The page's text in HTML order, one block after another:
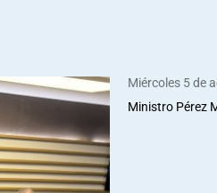
Miércoles 5 de
Ministro Pérez